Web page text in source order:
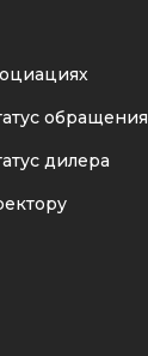
обращения
дилера